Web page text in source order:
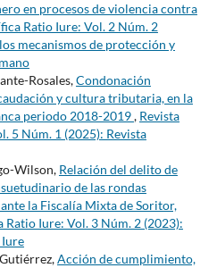
en procesos de violencia contra
Ratio Iure: Vol. 2 Núm. 2
mecanismos de protección y
Rosales,Condonación
y cultura tributaria, en la
periodo 2018-2019, Revista
5 Núm. 1 (2025): Revista
Wilson, Relación del delito de
de las rondas
la Fiscalía Mixta de Soritor,
Ratio Iure: Vol. 3 Núm. 2 (2023):
Iure
Acción de cumplimiento,